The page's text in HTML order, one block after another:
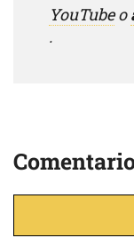
YouTubeo
.